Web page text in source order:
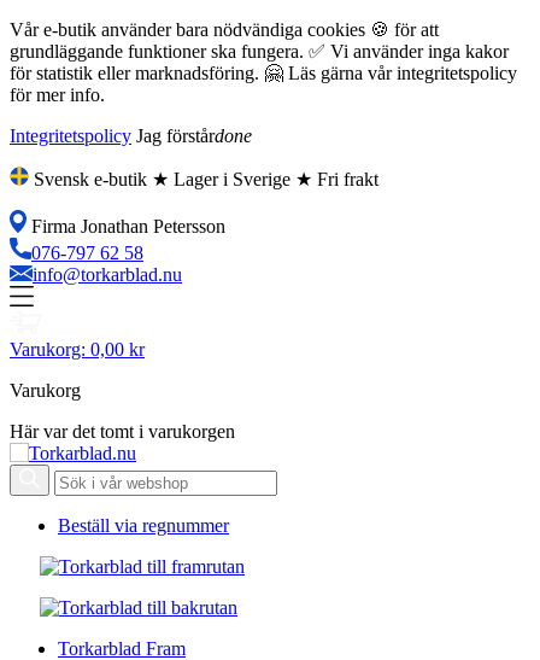
Vår e-butik använder bara nödvändiga cookies 🍪 för att
grundläggande funktioner ska fungera. ✅ Vi använder inga kakor
för statistik eller marknadsföring. 🤗 Läs gärna vår integritetspolicy
för mer info.
Integritetspolicy Jag förstårdone
Svensk e-butik ★ Lager i Sverige ★ Fri frakt
Firma Jonathan Petersson
076-797 62 58
info@torkarblad.nu
Varukorg: 0,00 kr
Varukorg
Här var det tomt i varukorgen
Beställ via regnummer
Torkarblad Fram